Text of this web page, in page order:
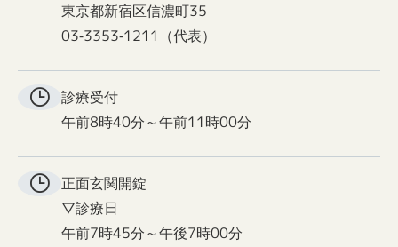
東京都新宿区信濃町35
03-3353-1211（代表）
診療受付
午前8時40分～午前11時00分
正面玄関開錠
▽診療日
午前7時45分～午後7時00分